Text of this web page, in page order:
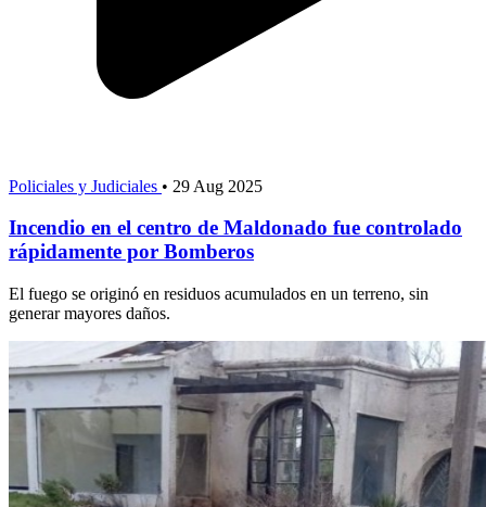
Policiales y Judiciales • 29 Aug 2025
Incendio en el centro de Maldonado fue controlado
rápidamente por Bomberos
El fuego se originó en residuos acumulados en un terreno, sin
generar mayores daños.